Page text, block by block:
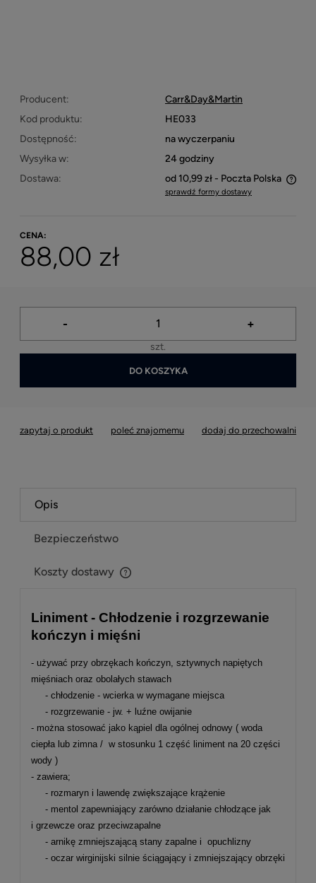
Producent:
Carr&Day&Martin
Kod produktu:
HE033
Dostępność:
na wyczerpaniu
Wysyłka w:
24 godziny
Dostawa:
od 10,99 zł - Poczta Polska
Cena nie zawiera ewentualnych kosztów płatności
sprawdź formy dostawy
CENA:
88,00 zł
- +
szt.
DO KOSZYKA
zapytaj o produkt poleć znajomemu dodaj do przechowalni
Opis
Bezpieczeństwo
Koszty dostawy
Liniment - Chłodzenie i rozgrzewanie
kończyn i mięśni
- używać przy obrzękach kończyn, sztywnych napiętych
mięśniach oraz obolałych stawach
- chłodzenie - wcierka w wymagane miejsca
- rozgrzewanie - jw. + luźne owijanie
- można stosować jako kąpiel dla ogólnej odnowy ( woda
ciepła lub zimna / w stosunku 1 część liniment na 20 części
wody )
- zawiera;
- rozmaryn i lawendę zwiększające krążenie
- mentol zapewniający zarówno działanie chłodzące jak
i grzewcze oraz przeciwzapalne
- arnikę zmniejszającą stany zapalne i opuchlizny
- oczar wirginijski silnie ściągający i zmniejszający obrzęki